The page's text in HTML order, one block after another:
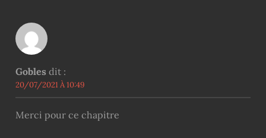
Gobles dit :
20/07/2021 À 10:49
Merci pour ce chapitre